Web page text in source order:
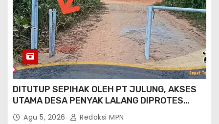
DITUTUP SEPIHAK OLEH PT JULUNG, AKSES
UTAMA DESA PENYAK LALANG DIPROTES
KADES DAN GPN 08
Agu 5, 2026 Redaksi MPN